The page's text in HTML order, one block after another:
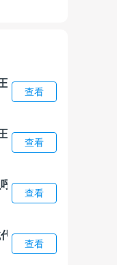
座1.24E能用AI插件吗
查看
座1.24e电脑版下载方
查看
叫总部
查看
码怎么导入
查看